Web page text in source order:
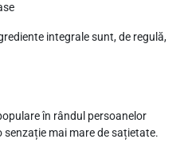
integrale sunt, de regulă,
în rândul persoanelor
senzație mai mare de sațietate.